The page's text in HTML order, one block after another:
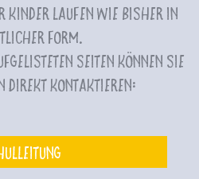
Kinder laufen wie bisher in
Form.
Seiten können Sie
direkt kontaktieren: